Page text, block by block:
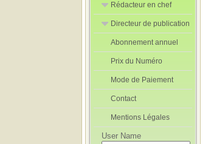
Rédacteur en chef
Rédacteurs en
Chef Adjoint
Directeur de publication
Directeur de
publication
adjoint
Abonnement annuel
Prix du Numéro
Mode de Paiement
Contact
Mentions Légales
User Name